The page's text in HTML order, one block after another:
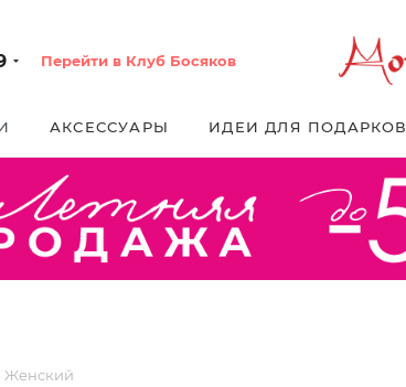
Перейти в Клуб Босяков
АКСЕССУАРЫ ИДЕИ ДЛЯ ПОДАРКОВ
Женский